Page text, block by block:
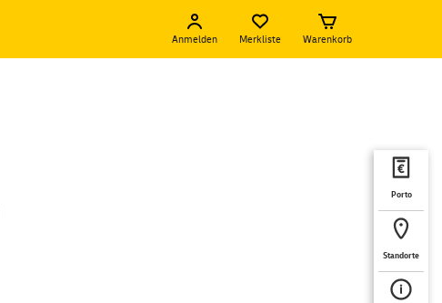
Anmelden Merkliste Warenkorb
Porto
Standorte